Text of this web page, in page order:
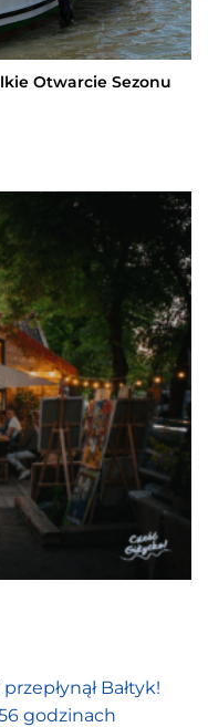
Otwarcie Sezonu
Bałtyk!
godzinach